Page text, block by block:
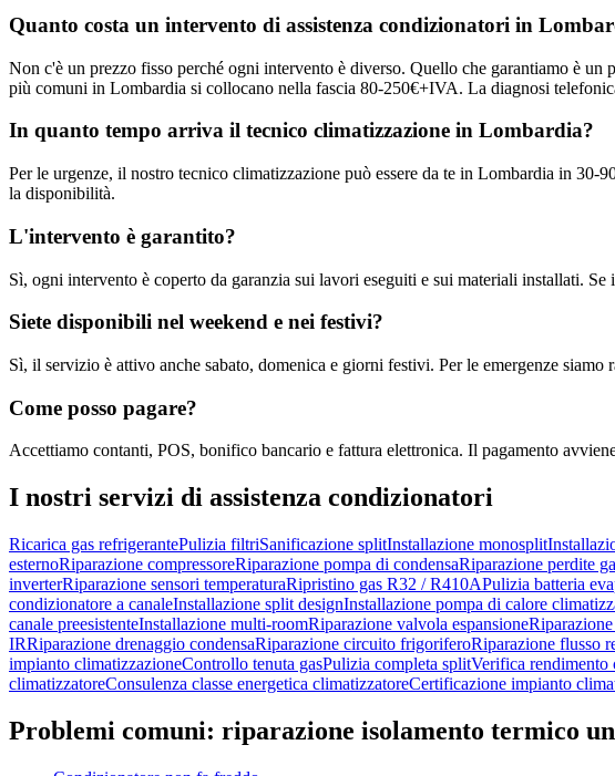
Quanto costa un intervento di assistenza condizionatori in
Non c'è un prezzo fisso perché ogni intervento è diverso. Quello che garantiamo è
più comuni in Lombardia si collocano nella fascia 80-250€+IVA. La diagnosi
In quanto tempo arriva il tecnico climatizzazione in Lombardia?
Per le urgenze, il nostro tecnico climatizzazione può essere da te in Lombardia in
la disponibilità.
L'intervento è garantito?
Sì, ogni intervento è coperto da garanzia sui lavori eseguiti e sui materiali installati.
Siete disponibili nel weekend e nei festivi?
Sì, il servizio è attivo anche sabato, domenica e giorni festivi. Per le emergenze
Come posso pagare?
Accettiamo contanti, POS, bonifico bancario e fattura elettronica. Il pagamento
I nostri servizi di assistenza condizionatori
Ricarica gas refrigerantePulizia filtriSanificazione splitInstallazione monosplit
esternoRiparazione compressoreRiparazione pompa di condensaRiparazione perdite
inverterRiparazione sensori temperaturaRipristino gas R32 / R410APulizia batteria
condizionatore a canaleInstallazione split designInstallazione pompa di calore
canale preesistenteInstallazione multi-roomRiparazione valvola espansioneRiparazione
IRRiparazione drenaggio condensaRiparazione circuito frigoriferoRiparazione flusso
impianto climatizzazioneControllo tenuta gasPulizia completa splitVerifica rendimento
climatizzatoreConsulenza classe energetica climatizzatoreCertificazione impianto
Problemi comuni: riparazione isolamento termico